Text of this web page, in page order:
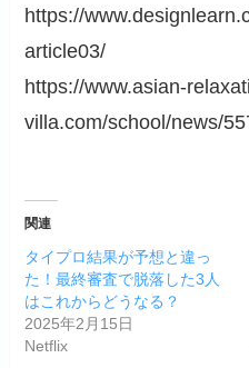
https://
article03/
https://www.asian-
villa.com/school/news/
関連
タイプロ結果が予想と違っ
た！最終審査で脱落した3人
はこれからどうなる？
2025年2月15日
Netflix